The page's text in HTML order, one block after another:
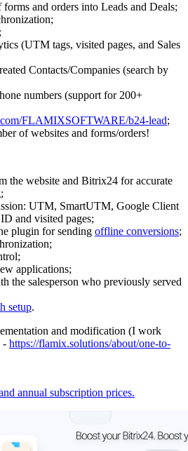
and orders into Leads and Deals;
;
(UTM tags, visited pages, and Sales
Contacts/Companies (search by
numbers (support for 200+
FLAMIXSOFTWARE/b24-lead;
of websites and forms/orders!
the website and Bitrix24 for accurate
UTM, SmartUTM, Google Client
and visited pages;
plugin for sending offline conversions;
applications;
the salesperson who previously served
setup.
and modification (I work
- https://flamix.solutions/about/one-to-
annual subscription prices.